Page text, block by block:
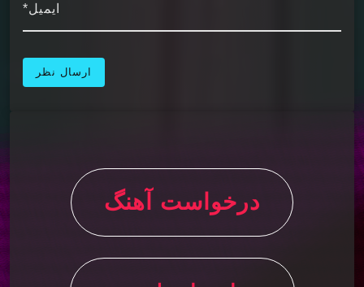
ایمیل*
درخواست آهنگ